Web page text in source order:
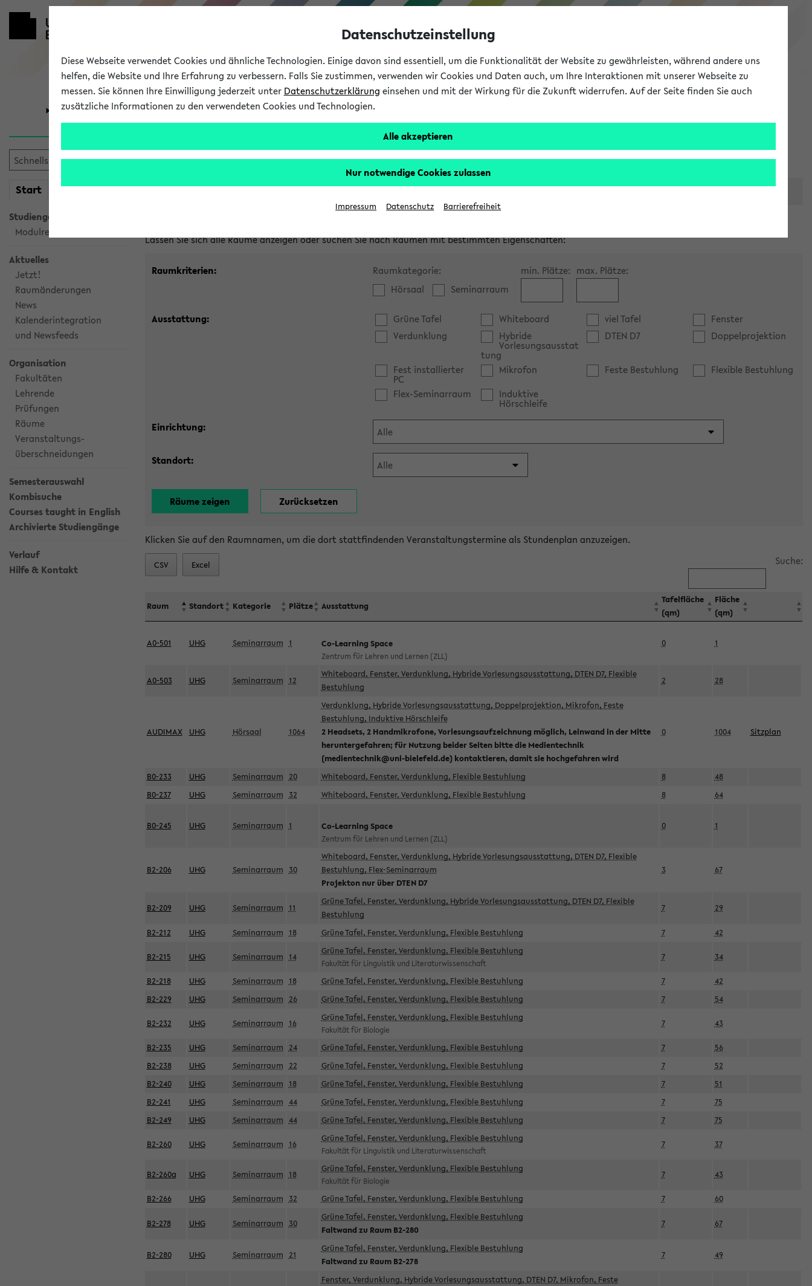
eKVV
Universität Forschung Studium
Start meineKVV
Studiengangsauswahl
Modulrecherche
Aktuelles
Jetzt!
Raumänderungen
News
Kalenderintegration
und Newsfeeds
Organisation
Fakultäten
Lehrende
Prüfungen
Räume
Veranstaltungs-
überschneidungen
Semesterauswahl
Kombisuche
Courses taught in English
Archivierte Studiengänge
Verlauf
Hilfe & Kontakt
Im eKVV verwaltete Räume
Lassen Sie sich alle Räume anzeigen oder suchen Sie nach Räumen mit bestimmten Eigenschaften:
Raumkriterien:
Raumkategorie:
Hörsaal
Seminarraum
min. Plätze: max. Plätze:
Ausstattung: Grüne Tafel Whiteboard viel Tafel
Fenster
Verdunklung
Hybride
Vorlesungsausstat
tung
DTEN D7 Doppelprojektion
Fest installierter
PC
Mikrofon Feste Bestuhlung
Flexible Bestuhlung
Flex-Seminarraum
Induktive
Hörschleife
Einrichtung:
Standort:
Klicken Sie auf den Raumnamen, um die dort stattfindenden Veranstaltungstermine als Stundenplan anzuzeigen.
CSV Excel Suche:
Raum Standort Kategorie Plätze Ausstattung
Tafelfläche
(qm)
Fläche
(qm)
A0-501 UHG Seminarraum 1 Co-Learning Space
Zentrum für Lehren und Lernen (ZLL)
0 1
A0-503 UHG Seminarraum 12
Whiteboard, Fenster, Verdunklung, Hybride Vorlesungsausstattung, DTEN D7, Flexible
Bestuhlung
2 28
AUDIMAX UHG Hörsaal 1064
Verdunklung, Hybride Vorlesungsausstattung, Doppelprojektion, Mikrofon, Feste
Bestuhlung, Induktive Hörschleife
2 Headsets, 2 Handmikrofone, Vorlesungsaufzeichnung möglich, Leinwand in der Mitte
heruntergefahren; für Nutzung beider Seiten bitte die Medientechnik
(medientechnik@uni-bielefeld.de) kontaktieren, damit sie hochgefahren wird
0 1004 Sitzplan
B0-233 UHG Seminarraum 20 Whiteboard, Fenster, Verdunklung, Flexible Bestuhlung 8
48
B0-237
UHG Seminarraum 32 Whiteboard, Fenster, Verdunklung, Flexible Bestuhlung 8 64
B0-245 UHG Seminarraum 1 Co-Learning Space
Zentrum für Lehren und Lernen (ZLL)
0 1
B2-206 UHG Seminarraum 30
Whiteboard, Fenster, Verdunklung, Hybride Vorlesungsausstattung, DTEN D7, Flexible
Bestuhlung, Flex-Seminarraum
Projekton nur über DTEN D7
3 67
B2-209 UHG Seminarraum 11
Grüne Tafel, Fenster, Verdunklung, Hybride Vorlesungsausstattung, DTEN D7, Flexible
Bestuhlung
7 29
B2-212 UHG Seminarraum 18 Grüne Tafel, Fenster, Verdunklung, Flexible Bestuhlung 7 42
B2-215 UHG Seminarraum 14
Grüne Tafel, Fenster, Verdunklung, Flexible Bestuhlung
Fakultät für Linguistik und Literaturwissenschaft
7 34
B2-218 UHG Seminarraum 18 Grüne Tafel, Fenster, Verdunklung, Flexible Bestuhlung 7
42
B2-229
UHG Seminarraum 26 Grüne Tafel, Fenster, Verdunklung, Flexible Bestuhlung 7 54
B2-232 UHG Seminarraum 16
Grüne Tafel, Fenster, Verdunklung, Flexible Bestuhlung
Fakultät für Biologie
7 43
B2-235 UHG Seminarraum 24 Grüne Tafel, Fenster, Verdunklung, Flexible Bestuhlung 7
56
B2-238
UHG Seminarraum 22 Grüne Tafel, Fenster, Verdunklung, Flexible Bestuhlung 7
52
B2-240
UHG Seminarraum 18 Grüne Tafel, Fenster, Verdunklung, Flexible Bestuhlung 7
51
B2-241
UHG Seminarraum 44 Grüne Tafel, Fenster, Verdunklung, Flexible Bestuhlung 7
75
B2-249
UHG Seminarraum 44 Grüne Tafel, Fenster, Verdunklung, Flexible Bestuhlung 7 75
B2-260 UHG Seminarraum 16
Grüne Tafel, Fenster, Verdunklung, Flexible Bestuhlung
Fakultät für Linguistik und Literaturwissenschaft
7 37
B2-260a UHG Seminarraum 18
Grüne Tafel, Fenster, Verdunklung, Flexible Bestuhlung
Fakultät für Biologie
7 43
B2-266 UHG Seminarraum 32 Grüne Tafel, Fenster, Verdunklung, Flexible Bestuhlung 7 60
B2-278 UHG Seminarraum 30
Grüne Tafel, Fenster, Verdunklung, Flexible Bestuhlung
Faltwand zu Raum B2-280
7 67
B2-280 UHG Seminarraum 21
Grüne Tafel, Fenster, Verdunklung, Flexible Bestuhlung
Faltwand zu Raum B2-278
7 49
Fenster, Verdunklung, Hybride Vorlesungsausstattung, DTEN D7, Mikrofon, Feste
Datenschutzeinstellung
Diese Webseite verwendet Cookies und ähnliche Technologien. Einige davon sind essentiell, um die Funktionalität der Website zu gewährleisten, während andere uns
helfen, die Website und Ihre Erfahrung zu verbessern. Falls Sie zustimmen, verwenden wir Cookies und Daten auch, um Ihre Interaktionen mit unserer Webseite zu
messen. Sie können Ihre Einwilligung jederzeit unter Datenschutzerklärung einsehen und mit der Wirkung für die Zukunft widerrufen. Auf der Seite finden Sie auch
zusätzliche Informationen zu den verwendeten Cookies und Technologien.
Alle akzeptieren
Nur notwendige Cookies zulassen
Impressum Datenschutz Barrierefreiheit